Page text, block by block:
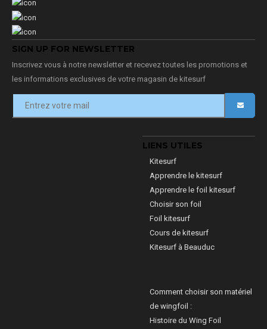
SIGN UP FOR NEWSLETTER
Inscrivez vous à notre newsletter et recevez toutes les promotions et
les informations exclusives de votre magasin de kitesurf
LIENS UTILES
Kitesurf
Apprendre le kitesurf
Apprendre le foil kitesurf
Choisir son foil
Foil kitesurf
Cours de kitesurf
Kitesurf à Beauduc
Comment choisir son matériel
de wingfoil :
Histoire du Wing Foil